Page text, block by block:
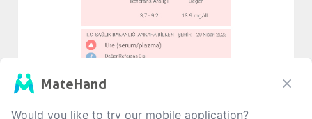
MateHand
Would you like to try our mobile application?